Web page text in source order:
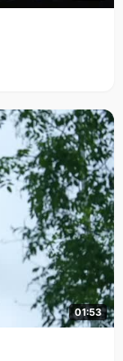
01:53